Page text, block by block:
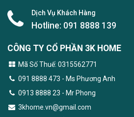
Dịch Vụ Khách Hàng
Hotline: 091 8888 139
CÔNG TY CỔ PHẦN 3K HOME
Mã Số Thuế: 0315562771
091 8888 473 - Ms Phương Anh
0913 8888 23 - Mr Phong
3khome.vn@gmail.com